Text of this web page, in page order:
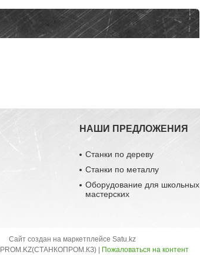
НАШИ ПРЕДЛОЖЕНИЯ
Станки по дереву
Станки по металлу
Оборудование для школьных
мастерских
Сайт создан на маркетплейсе Satu.kz
Пожаловаться на контент